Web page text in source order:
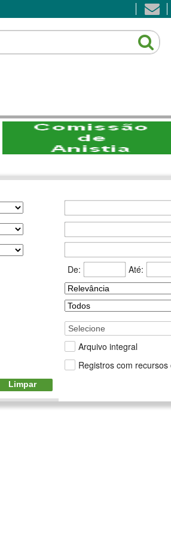
De:
Até:
Selecione
Arquivo integral
Registros com recursos
Limpar